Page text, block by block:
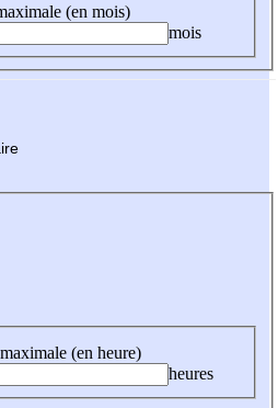
(en mois)
mois
(en heure)
heures